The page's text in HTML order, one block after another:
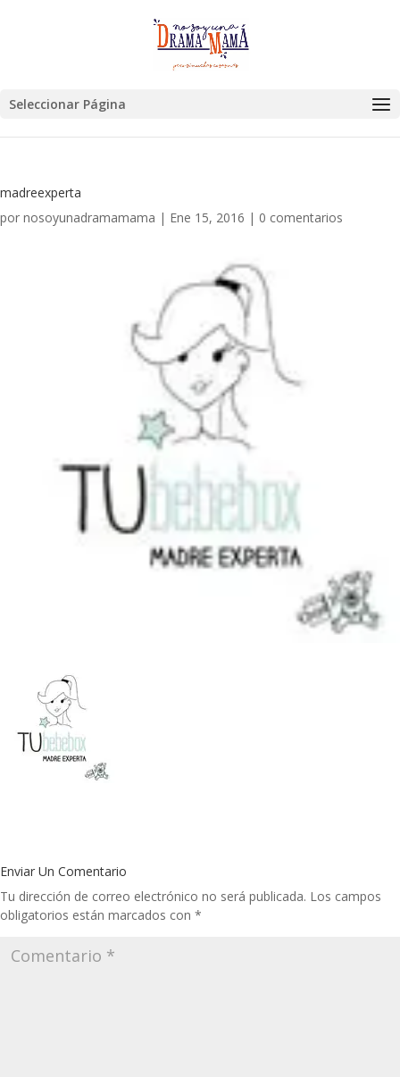
Seleccionar Página
madreexperta
por nosoyunadramamama | Ene 15, 2016 | 0 comentarios
Enviar Un Comentario
Tu dirección de correo electrónico no será publicada. Los campos
obligatorios están marcados con *